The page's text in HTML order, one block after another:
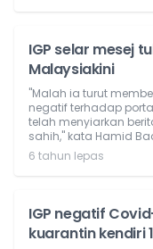
IGP selar mesej
Malaysiakini
"Malah ia turut
negatif terhadap
telah menyiarkan
sahih," kata Hamid
6 tahun lepas
IGP negatif
kuarantin kendiri